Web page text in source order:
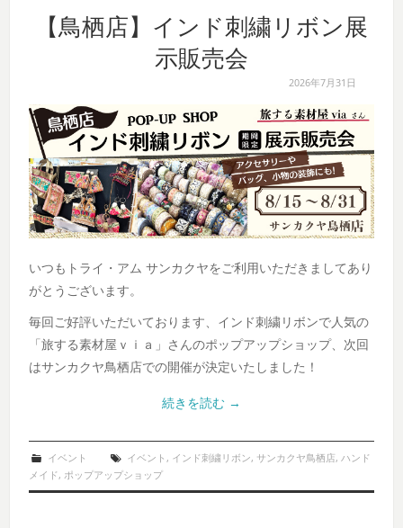
イベント
【鳥栖店】インド刺繍リボン展
示販売会
2026年7月31日
いつもトライ・アム サンカクヤをご利用いただきましてあり
がとうございます。
毎回ご好評いただいております、インド刺繍リボンで人気の
「旅する素材屋ｖｉａ」さんのポップアップショップ、次回
はサンカクヤ鳥栖店での開催が決定いたしました！
続きを読む →
イベント イベント , インド刺繍リボン, サンカクヤ鳥栖店,ハンド
メイド,ポップアップショップ